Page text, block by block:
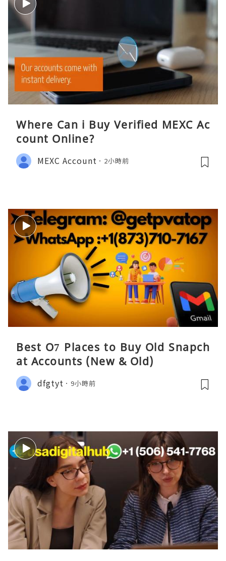
Where Can i Buy Verified MEXC Ac
count Online?
MEXC Account 2小時前
Best O7 Places to Buy Old Snapch
at Accounts (New & Old)
dfgtyt 9小時前